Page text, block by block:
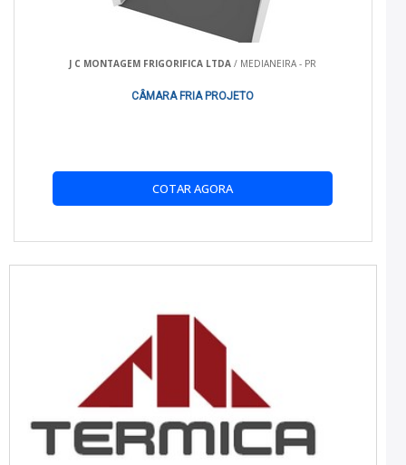
Para manter seu equipamento em perfeito estado, siga as
recomendada pelo fabricante.
consulte nossos termos de garantia.
QUAL É A DIFERENÇA ENTRE UM BAÚ
REFRIGERADO E UM FURGÃO REFRIGERADO?
O baú refrigerado é ideal para pequenos e médios volumes,
J C MONTAGEM FRIGORIFICA LTDA / MEDIANEIRA - PR
CÂMARA FRIA PROJETO
COTAR AGORA